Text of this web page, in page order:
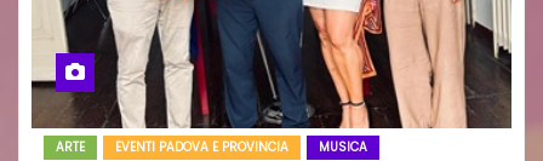
ARTE EVENTI PADOVA E PROVINCIA MUSICA